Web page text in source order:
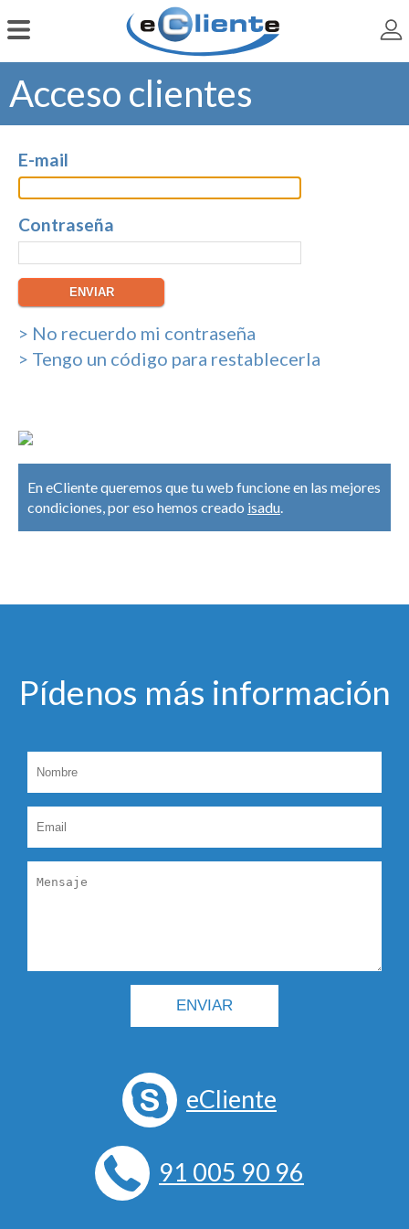
Acceso clientes
E-mail
Contraseña
> No recuerdo mi contraseña
> Tengo un código para restablecerla
En eCliente queremos que tu web funcione en las mejores
condiciones, por eso hemos creado isadu.
Pí­denos más información
eCliente
91 005 90 96